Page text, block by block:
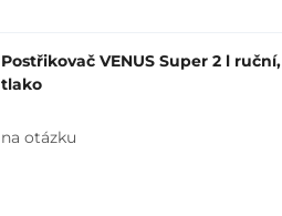
Postřikovač VENUS Super 2 l ruční,
tlako
na otázku